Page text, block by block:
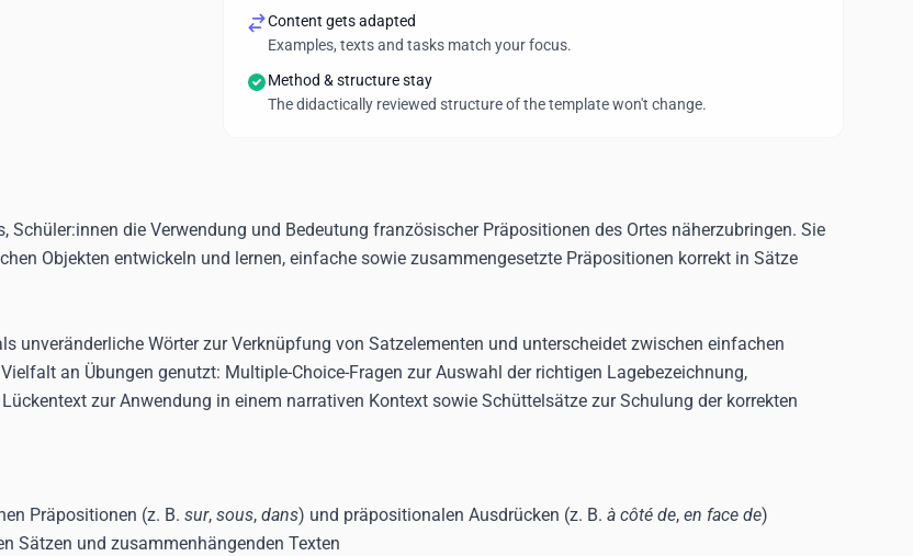
Content gets adapted
Examples, texts and tasks match your focus.
Method & structure stay
The didactically reviewed structure of the template won't change.
Schüler:innen die Verwendung und Bedeutung französischer Präpositionen des Ortes näherzubringen. Sie
Objekten entwickeln und lernen, einfache sowie zusammengesetzte Präpositionen korrekt in Sätze
unveränderliche Wörter zur Verknüpfung von Satzelementen und unterscheidet zwischen einfachen
an Übungen genutzt: Multiple-Choice-Fragen zur Auswahl der richtigen Lagebezeichnung,
zur Anwendung in einem narrativen Kontext sowie Schüttelsätze zur Schulung der korrekten
Präpositionen (z. B. sur, sous, dans) und präpositionalen Ausdrücken (z. B. à côté de, en face de)
Sätzen und zusammenhängenden Texten